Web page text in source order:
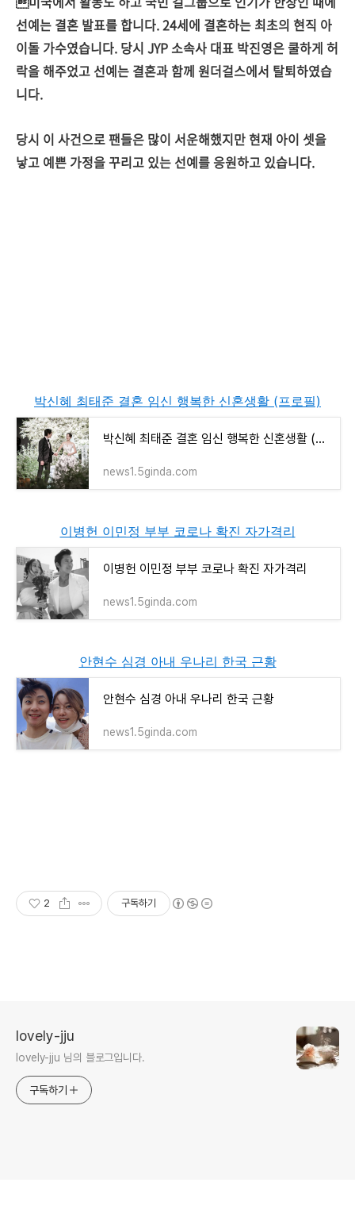
선예는 결혼 발표를 합니다. 24세에 결혼하는 최초의 현직 아
이돌 가수였습니다. 당시 JYP 소속사 대표 박진영은 쿨하게 허
락을 해주었고 선예는 결혼과 함께 원더걸스에서 탈퇴하였습
니다.
당시 이 사건으로 팬들은 많이 서운해했지만 현재 아이 셋을
낳고 예쁜 가정을 꾸리고 있는 선예를 응원하고 있습니다.
박신혜 최태준 결혼 임신 행복한 신혼생활 (프로필)
박신혜 최태준 결혼 임신 행복한 신혼생활 (프로필)
news1.5ginda.com
이병헌 이민정 부부 코로나 확진 자가격리
이병헌 이민정 부부 코로나 확진 자가격리
news1.5ginda.com
안현수 심경 아내 우나리 한국 근황
안현수 심경 아내 우나리 한국 근황
news1.5ginda.com
2 구독하기
lovely-jju
lovely-jju 님의 블로그입니다.
구독하기